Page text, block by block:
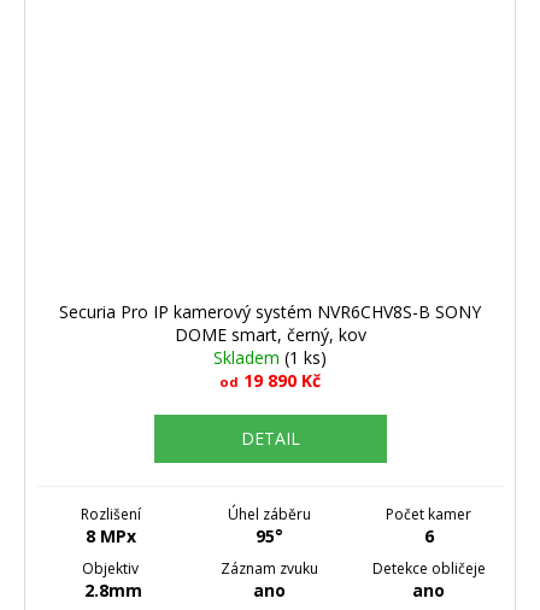
Securia Pro IP kamerový systém NVR6CHV8S-B SONY
DOME smart, černý, kov
Skladem (1 ks)
od 19 890 Kč
DETAIL
Rozlišení
8 MPx
Úhel záběru
95°
Počet kamer
6
Objektiv
2.8mm
Záznam zvuku
ano
Detekce obličeje
ano